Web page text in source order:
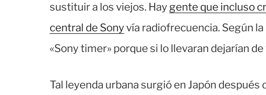
sustituir a los viejos. Haygente que incluso
central de Sonyvía radiofrecuencia. Según
«Sony timer» porque si lo llevaran dejarían
Tal leyenda urbana surgió en Japón después